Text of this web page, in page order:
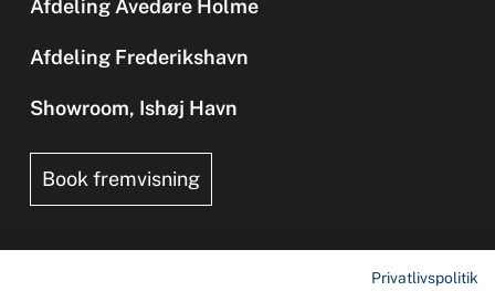
Afdeling Avedøre Holme
Afdeling Frederikshavn
Showroom, Ishøj Havn
Book fremvisning
Privatlivspolitik